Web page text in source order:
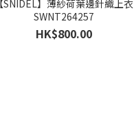
【SNIDEL】薄紗荷葉邊針織上衣
SWNT264257
HK$800.00